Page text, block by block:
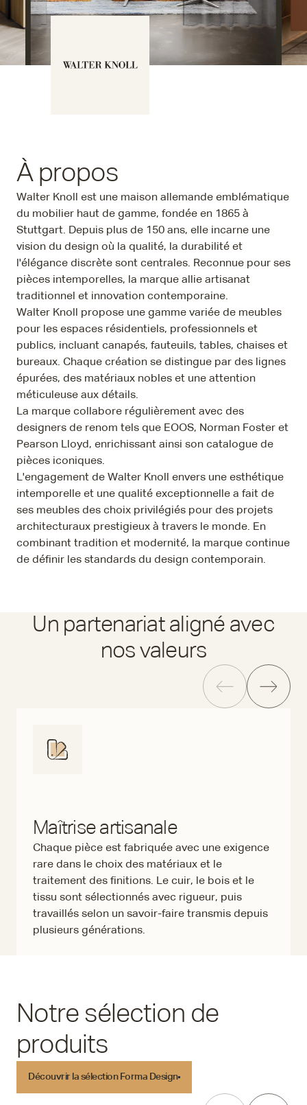
À propos
Walter Knoll est une maison allemande emblématique
du mobilier haut de gamme, fondée en 1865 à
Stuttgart. Depuis plus de 150 ans, elle incarne une
vision du design où la qualité, la durabilité et
l'élégance discrète sont centrales. Reconnue pour ses
pièces intemporelles, la marque allie artisanat
traditionnel et innovation contemporaine.
Walter Knoll propose une gamme variée de meubles
pour les espaces résidentiels, professionnels et
publics, incluant canapés, fauteuils, tables, chaises et
bureaux. Chaque création se distingue par des lignes
épurées, des matériaux nobles et une attention
méticuleuse aux détails.
La marque collabore régulièrement avec des
designers de renom tels que EOOS, Norman Foster et
Pearson Lloyd, enrichissant ainsi son catalogue de
pièces iconiques.
L'engagement de Walter Knoll envers une esthétique
intemporelle et une qualité exceptionnelle a fait de
ses meubles des choix privilégiés pour des projets
architecturaux prestigieux à travers le monde. En
combinant tradition et modernité, la marque continue
de définir les standards du design contemporain.
Un partenariat aligné avec
nos valeurs
Maîtrise artisanale
Chaque pièce est fabriquée avec une exigence
rare dans le choix des matériaux et le
traitement des finitions. Le cuir, le bois et le
tissu sont sélectionnés avec rigueur, puis
travaillés selon un savoir-faire transmis depuis
plusieurs générations.
Notre sélection de
produits
Découvrir la sélection Forma Design